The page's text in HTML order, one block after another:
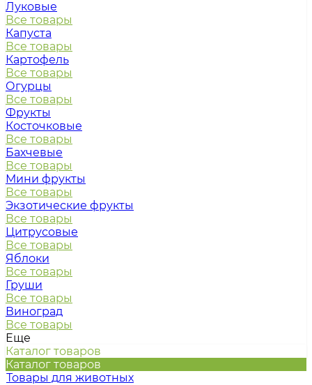
Луковые
Все товары
Капуста
Все товары
Картофель
Все товары
Огурцы
Все товары
Фрукты
Косточковые
Все товары
Бахчевые
Все товары
Мини фрукты
Все товары
Экзотические фрукты
Все товары
Цитрусовые
Все товары
Яблоки
Все товары
Груши
Все товары
Виноград
Все товары
Еще
Каталог товаров
Каталог товаров
Товары для животных